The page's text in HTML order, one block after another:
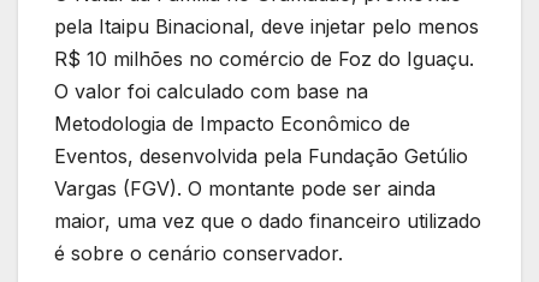
pela Itaipu Binacional, deve injetar pelo menos
R$ 10 milhões no comércio de Foz do Iguaçu.
O valor foi calculado com base na
Metodologia de Impacto Econômico de
Eventos, desenvolvida pela Fundação Getúlio
Vargas (FGV). O montante pode ser ainda
maior, uma vez que o dado financeiro utilizado
é sobre o cenário conservador.